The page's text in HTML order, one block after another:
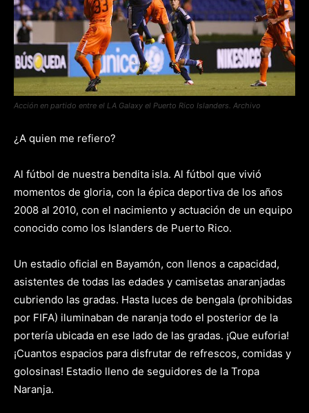
Acción en partido entre el LA Galaxy el Puerto Rico Islanders. Archivo
¿A quien me refiero?
Al fútbol de nuestra bendita isla. Al fútbol que vivió
momentos de gloria, con la épica deportiva de los años
2008 al 2010, con el nacimiento y actuación de un equipo
conocido como los Islanders de Puerto Rico.
Un estadio oficial en Bayamón, con llenos a capacidad,
asistentes de todas las edades y camisetas anaranjadas
cubriendo las gradas. Hasta luces de bengala (prohibidas
por FIFA) iluminaban de naranja todo el posterior de la
portería ubicada en ese lado de las gradas. ¡Que euforia!
¡Cuantos espacios para disfrutar de refrescos, comidas y
golosinas! Estadio lleno de seguidores de la Tropa
Naranja.